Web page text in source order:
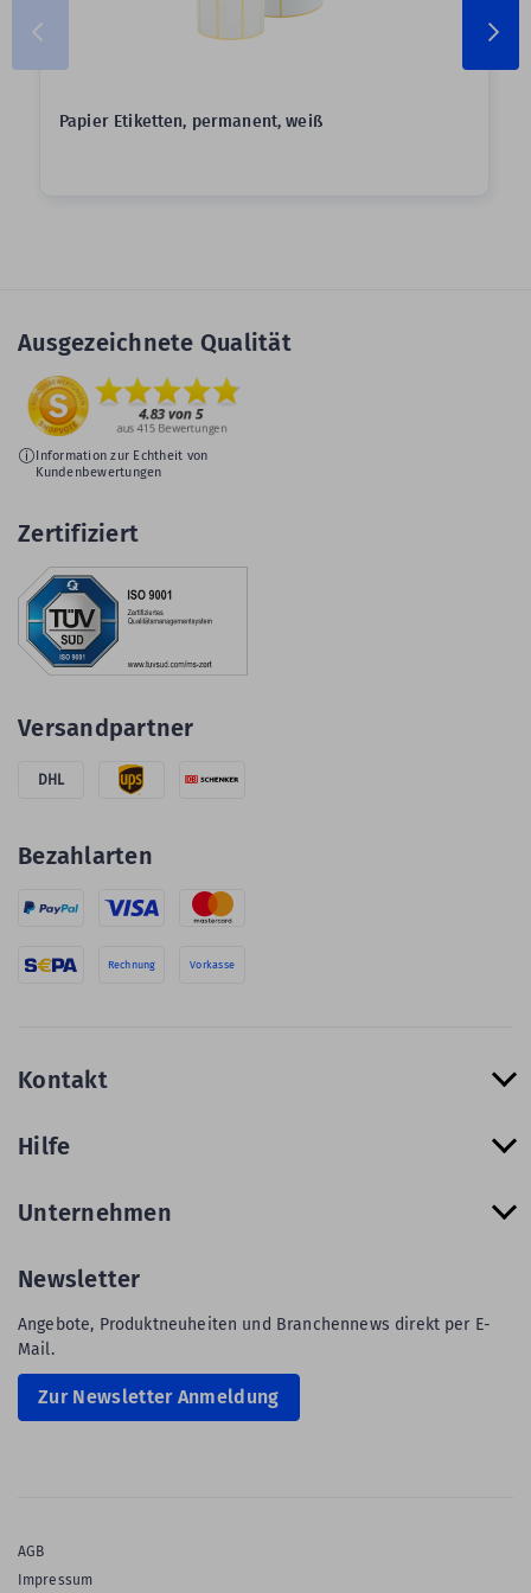
Papier Etiketten, permanent, weiß
Ausgezeichnete Qualität
Information zur Echtheit von
Kundenbewertungen
Zertifiziert
Versandpartner
DHL
Bezahlarten
Rechnung Vorkasse
Kontakt
Hilfe
Unternehmen
Newsletter
Angebote, Produktneuheiten und Branchennews direkt per E-
Mail.
Zur Newsletter Anmeldung
AGB
Impressum